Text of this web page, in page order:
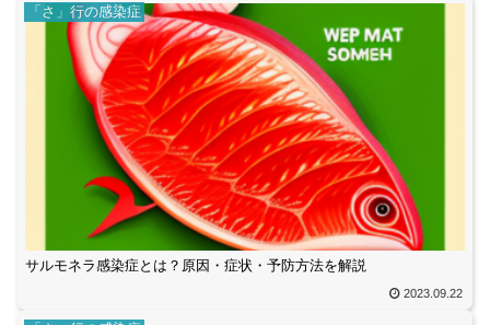
「さ」行の感染症
サルモネラ感染症とは？原因・症状・予防方法を解説
2023.09.22